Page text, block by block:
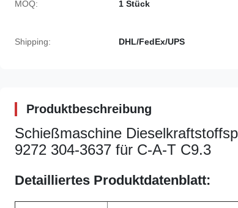
MOQ: 1 Stück
Shipping: DHL/FedEx/UPS
Produktbeschreibung
Schießmaschine
9272 304-3637 für C-A-T C9.3
Detailliertes Produktdatenblatt: